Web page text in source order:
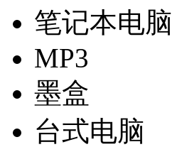
笔记本电脑
MP3
墨盒
台式电脑